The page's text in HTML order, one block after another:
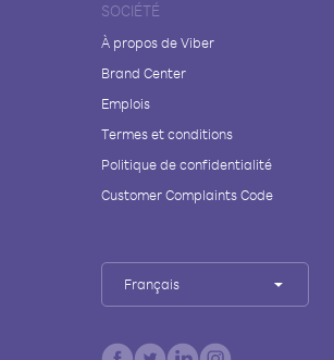
SOCIÉTÉ
À propos de Viber
Brand Center
Emplois
Termes et conditions
Politique de confidentialité
Customer Complaints Code
Français